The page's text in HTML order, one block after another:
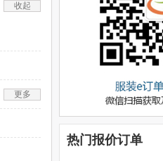
收起
更多
热门报价订单